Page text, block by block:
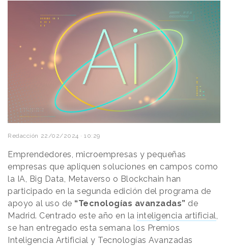
Redacción 22/02/2024 · 10:29
Emprendedores, microempresas y pequeñas
empresas que apliquen soluciones en campos como
la IA, Big Data, Metaverso o Blockchain han
participado en la segunda edición del programa de
apoyo al uso de “Tecnologías avanzadas” de
Madrid. Centrado este año en la inteligencia artificial,
se han entregado esta semana los Premios
Inteligencia Artificial y Tecnologías Avanzadas